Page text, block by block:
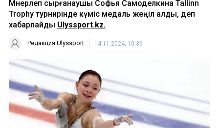
Мәнерлеп сырғанаушы Софья Самоделкина Tallinn
Trophy турнирінде күміс медаль жеңіл алды, деп
хабарлайды Ulyssport.kz.
Редакция Ulyssport 14.11.2024, 10:36